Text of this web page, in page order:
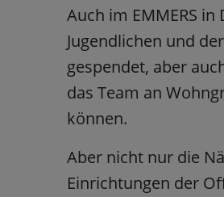
Auch im EMMERS
Jugendlichen und
gespendet, aber
das Team an
können.
Aber nicht nur die
Einrichtungen der